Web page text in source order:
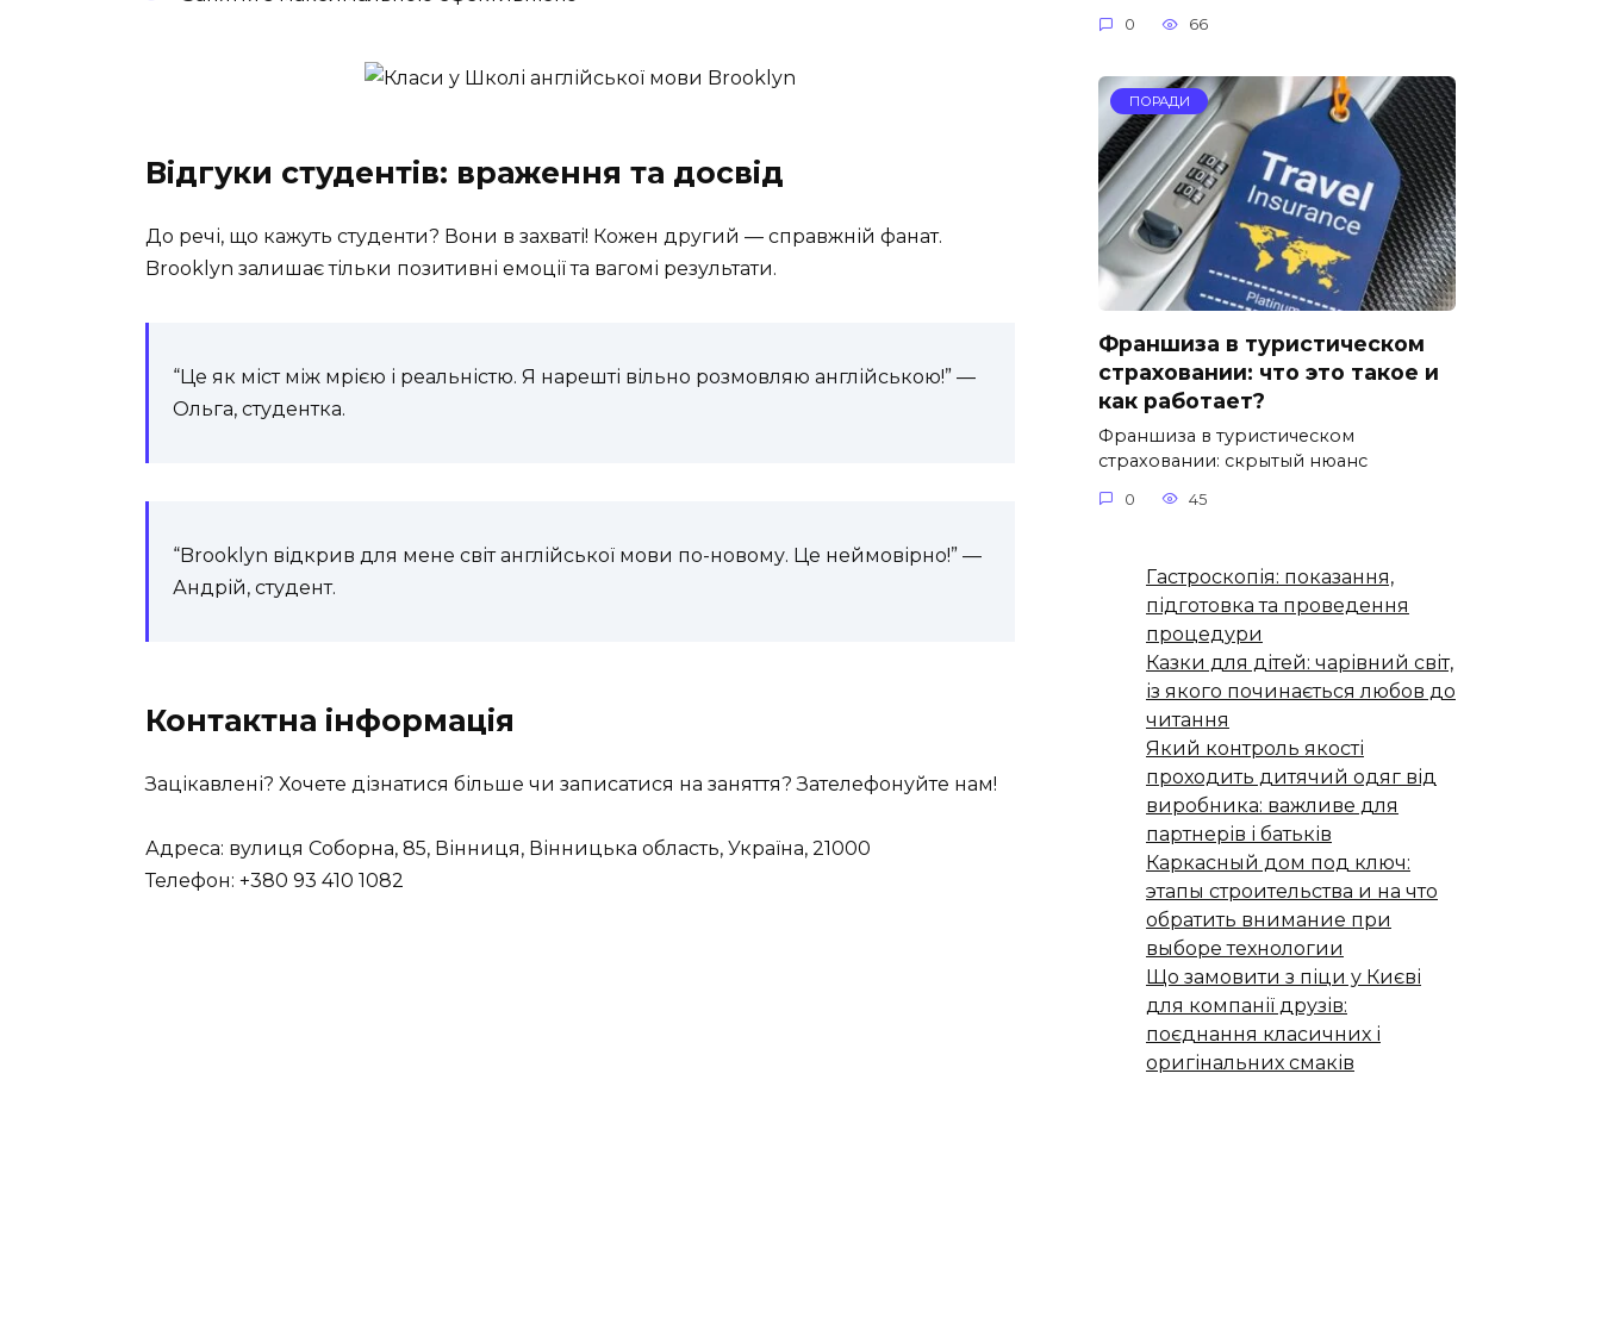
Відгуки студентів: враження та досвід
До речі, що кажуть студенти? Вони в захваті! Кожен другий — справжній фанат.
Brooklyn залишає тільки позитивні емоції та вагомі результати.
“Це як міст між мрією і реальністю. Я нарешті вільно розмовляю англійською!” —
Ольга, студентка.
“Brooklyn відкрив для мене світ англійської мови по-новому. Це неймовірно!” —
Андрій, студент.
Контактна інформація
Зацікавлені? Хочете дізнатися більше чи записатися на заняття? Зателефонуйте нам!
Адреса: вулиця Соборна, 85, Вінниця, Вінницька область, Україна, 21000
Телефон: +380 93 410 1082
0 66
ПОРАДИ
Франшиза в туристическом
страховании: что это такое и
как работает?
Франшиза в туристическом
страховании: скрытый нюанс
0 45
Гастроскопія: показання,
підготовка та проведення
процедури
Казки для дітей: чарівний світ,
із якого починається любов до
читання
Який контроль якості
проходить дитячий одяг від
виробника: важливе для
партнерів і батьків
Каркасный дом под ключ:
этапы строительства и на что
обратить внимание при
выборе технологии
Що замовити з піци у Києві
для компанії друзів:
поєднання класичних і
оригінальних смаків